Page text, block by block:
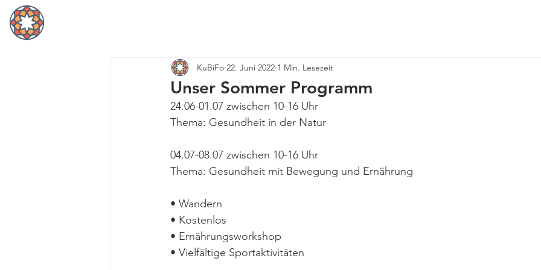
Unser Sommer Programm
KuBiFo 22. Juni 2022 1 Min. Lesezeit
24.06-01.07 zwischen 10-16 Uhr
Thema: Gesundheit in der Natur
04.07-08.07 zwischen 10-16 Uhr
Thema: Gesundheit mit Bewegung und Ernährung
• Wandern
• Kostenlos
• Ernährungsworkshop
• Vielfältige Sportaktivitäten